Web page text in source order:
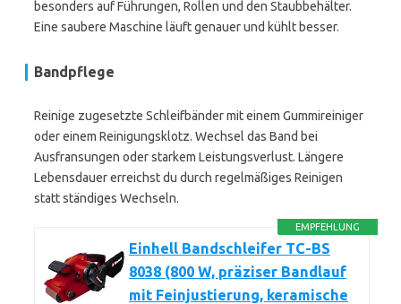
besonders auf Führungen, Rollen und den Staubbehälter.
Eine saubere Maschine läuft genauer und kühlt besser.
Bandpflege
Reinige zugesetzte Schleifbänder mit einem Gummireiniger
oder einem Reinigungsklotz. Wechsel das Band bei
Ausfransungen oder starkem Leistungsverlust. Längere
Lebensdauer erreichst du durch regelmäßiges Reinigen
statt ständiges Wechseln.
EMPFEHLUNG
Einhell Bandschleifer TC-BS
8038 (800 W, präziser Bandlauf
mit Feinjustierung, keramische